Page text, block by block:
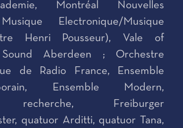
Montréal Nouvelles
Electronique/Musique
Henri Pousseur), Vale of
Sound Aberdeen ; Orchestre
de Radio France, Ensemble
Ensemble Modern,
recherche, Freiburger
quatuor Arditti, quatuor Tana,